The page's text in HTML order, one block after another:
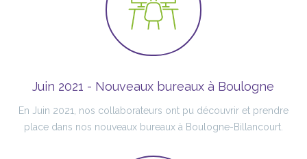
Juin 2021 - Nouveaux bureaux à Boulogne
En Juin 2021, nos collaborateurs ont pu découvrir et prendre
place dans nos nouveaux bureaux à Boulogne-Billancourt.